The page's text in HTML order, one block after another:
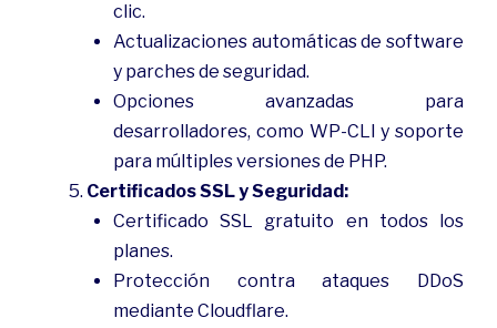
clic.
Actualizaciones automáticas de software
y parches de seguridad.
Opciones avanzadas para
desarrolladores, como WP-CLI y soporte
para múltiples versiones de PHP.
Certificados SSL y Seguridad:
Certificado SSL gratuito en todos los
planes.
Protección contra ataques DDoS
mediante Cloudflare.